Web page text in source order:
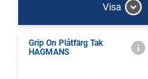
Visa
Grip On Plåtfärg Tak
HAGMANS